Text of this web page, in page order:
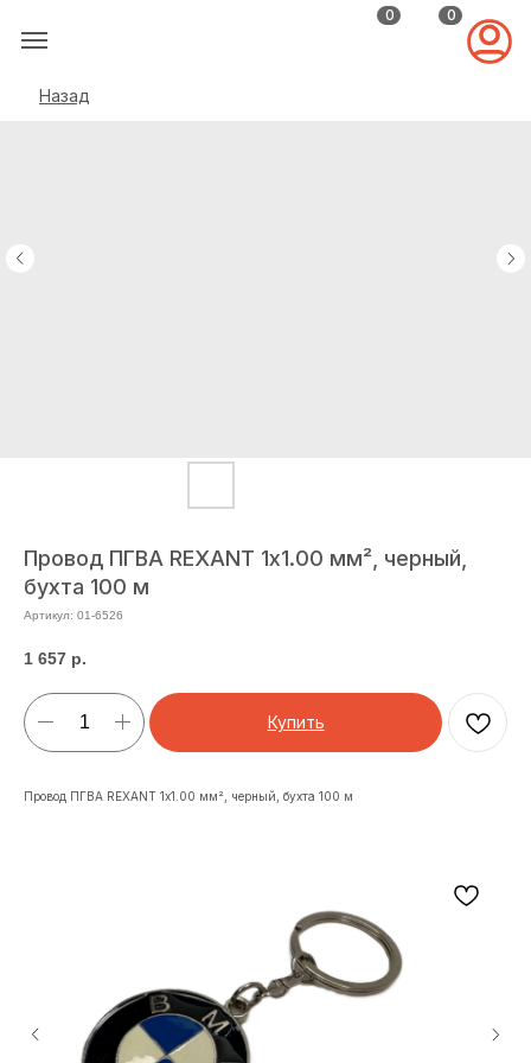
0 0
Назад
Провод ПГВА REXANT 1х1.00 мм², черный,
бухта 100 м
Артикул: 01-6526
1 657 р.
Купить
Провод ПГВА REXANT 1х1.00 мм², черный, бухта 100 м